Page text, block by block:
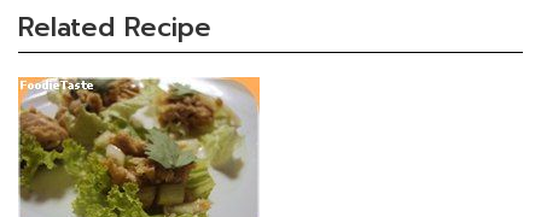
Related Recipe